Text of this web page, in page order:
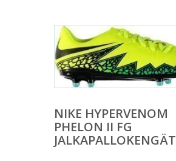
NIKE HYPERVENOM
PHELON II FG
JALKAPALLOKENGÄT